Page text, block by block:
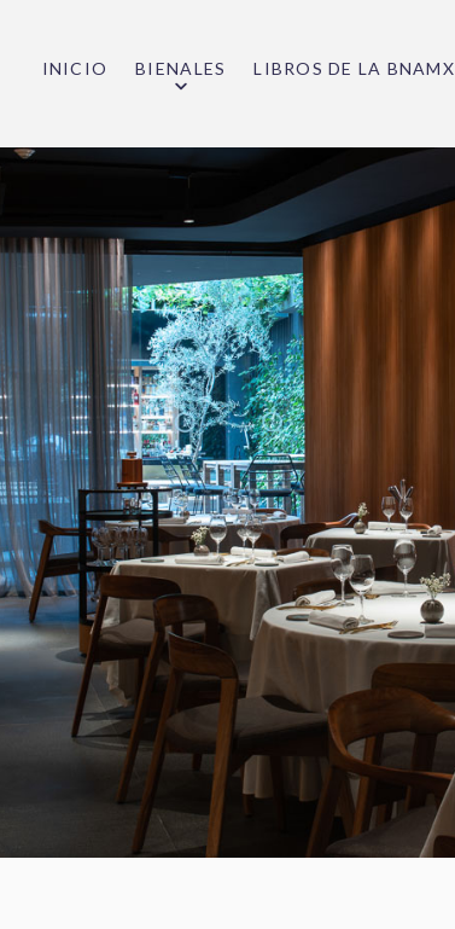
INICIO BIENALES LIBROS DE LA BNAMX